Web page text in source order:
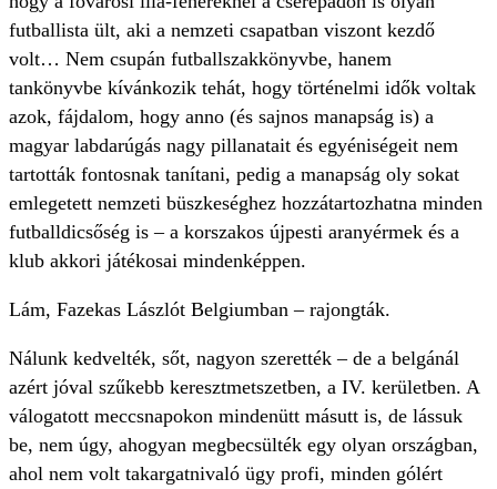
futballista ült, aki a nemzeti csapatban viszont kezdő
volt… Nem csupán futballszakkönyvbe, hanem
tankönyvbe kívánkozik tehát, hogy történelmi idők voltak
azok, fájdalom, hogy anno (és sajnos manapság is) a
magyar labdarúgás nagy pillanatait és egyéniségeit nem
tartották fontosnak tanítani, pedig a manapság oly sokat
emlegetett nemzeti büszkeséghez hozzátartozhatna minden
futballdicsőség is – a korszakos újpesti aranyérmek és a
klub akkori játékosai mindenképpen.
Lám, Fazekas Lászlót Belgiumban – rajongták.
Nálunk kedvelték, sőt, nagyon szerették – de a belgánál
azért jóval szűkebb keresztmetszetben, a IV. kerületben. A
válogatott meccsnapokon mindenütt másutt is, de lássuk
be, nem úgy, ahogyan megbecsülték egy olyan országban,
ahol nem volt takargatnivaló ügy profi, minden gólért